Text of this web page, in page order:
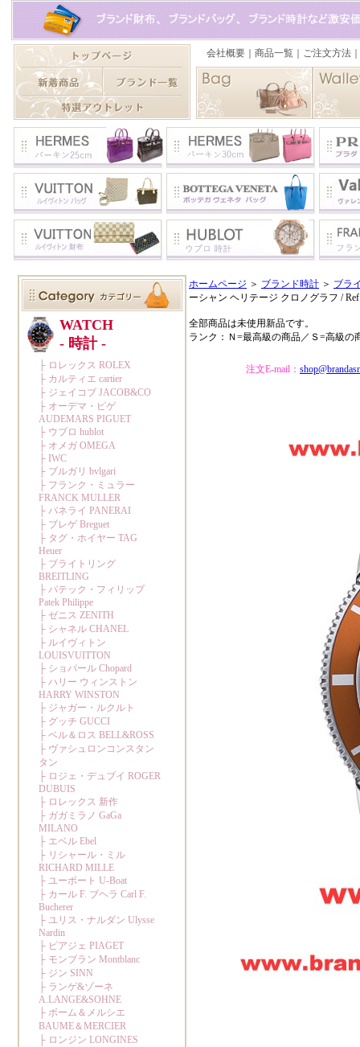
ホームページ ＞ ブランド時計 ＞ ブラ
ーシャン ヘリテージ クロノグラフ /
全部商品は未使用新品です。
ランク：Ｎ=最高級の商品／Ｓ=高級の
注文E-mail：